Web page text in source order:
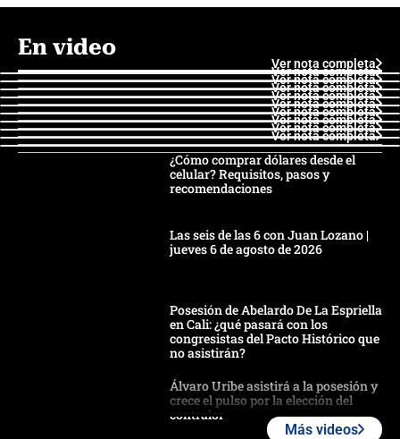
En video
Ver nota completa
Ver nota completa
Ver nota completa
Ver nota completa
Ver nota completa
Ver nota completa
Ver nota completa
Ver nota completa
Ver nota completa
Ver nota completa
¿Cómo comprar dólares desde el
celular? Requisitos, pasos y
recomendaciones
Las seis de las 6 con Juan Lozano |
jueves 6 de agosto de 2026
Posesión de Abelardo De La Espriella
en Cali: ¿qué pasará con los
congresistas del Pacto Histórico que
no asistirán?
Álvaro Uribe asistirá a la posesión y
crece el pulso por la elección del
contralor
Más videos